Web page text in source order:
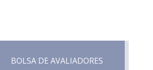
BOLSA DE AVALIADORES